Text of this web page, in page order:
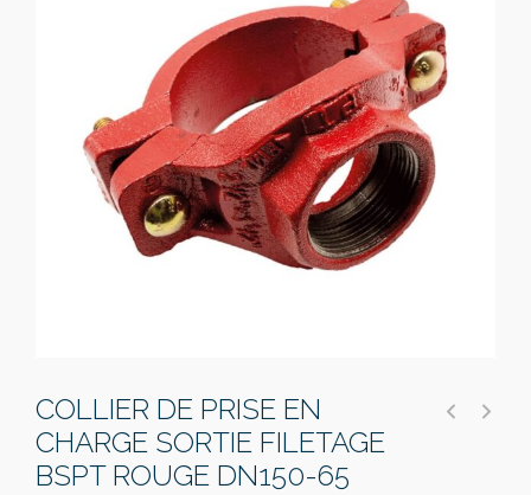
COLLIER DE PRISE EN
CHARGE SORTIE FILETAGE
BSPT ROUGE DN150-65